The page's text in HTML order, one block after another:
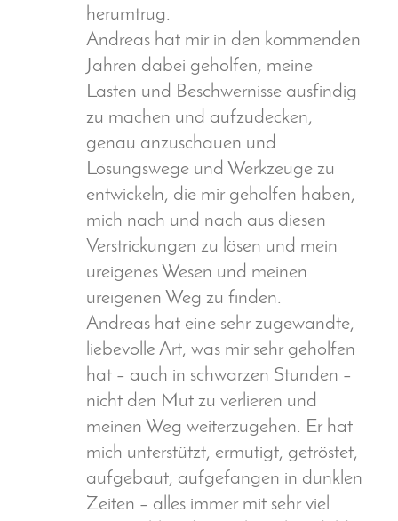
herumtrug.
Andreas hat mir in den kommenden
Jahren dabei geholfen, meine
Lasten und Beschwernisse ausfindig
zu machen und aufzudecken,
genau anzuschauen und
Lösungswege und Werkzeuge zu
entwickeln, die mir geholfen haben,
mich nach und nach aus diesen
Verstrickungen zu lösen und mein
ureigenes Wesen und meinen
ureigenen Weg zu finden.
Andreas hat eine sehr zugewandte,
liebevolle Art, was mir sehr geholfen
hat – auch in schwarzen Stunden –
nicht den Mut zu verlieren und
meinen Weg weiterzugehen. Er hat
mich unterstützt, ermutigt, getröstet,
aufgebaut, aufgefangen in dunklen
Zeiten – alles immer mit sehr viel